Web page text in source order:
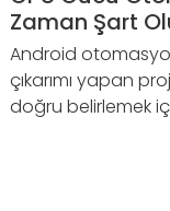
Zaman Şart
Android
çıkarımı yapan
doğru belirlemek